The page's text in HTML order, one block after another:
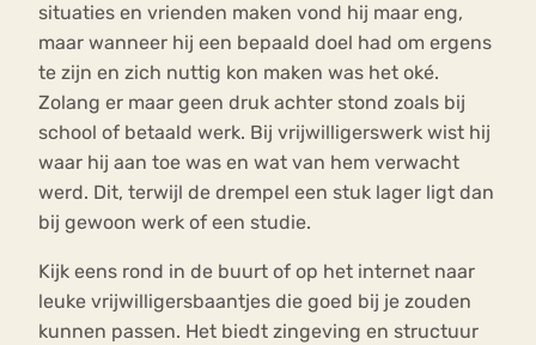
situaties en vrienden maken vond hij maar eng,
maar wanneer hij een bepaald doel had om ergens
te zijn en zich nuttig kon maken was het oké.
Zolang er maar geen druk achter stond zoals bij
school of betaald werk. Bij vrijwilligerswerk wist hij
waar hij aan toe was en wat van hem verwacht
werd. Dit, terwijl de drempel een stuk lager ligt dan
bij gewoon werk of een studie.
Kijk eens rond in de buurt of op het internet naar
leuke vrijwilligersbaantjes die goed bij je zouden
kunnen passen. Het biedt zingeving en structuur